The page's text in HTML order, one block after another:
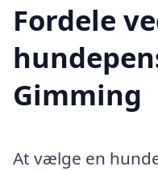
Fordele
Gimming
At vælge en